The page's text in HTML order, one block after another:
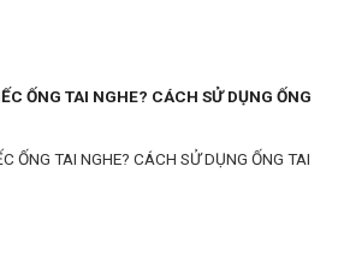
ỐNG TAI NGHE? CÁCH SỬ DỤNG ỐNG
ỐNG TAI NGHE? CÁCH SỬ DỤNG ỐNG TAI